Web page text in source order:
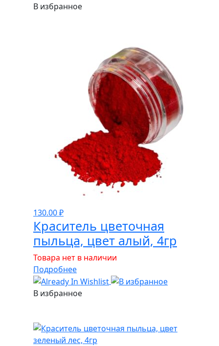
В избранное
130.00₽
Краситель цветочная
пыльца, цвет алый, 4гр
Товара нет в наличии
Подробнее
В избранное